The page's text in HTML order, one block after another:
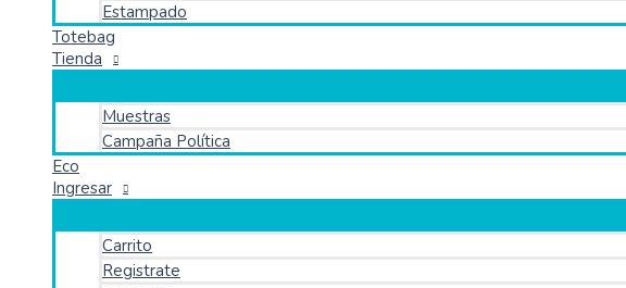
Estampado
Totebag
Tienda
Muestras
Campaña Política
Eco
Ingresar
Carrito
Registrate